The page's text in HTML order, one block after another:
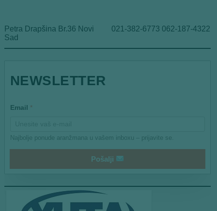
Petra Drapšina Br.36 Novi
Sad
021-382-6773 062-187-4322
m
aNEWSLETTER
Email *
Najbolje ponude aranžmana u vašem inboxu – prijavite se.
Pošalji